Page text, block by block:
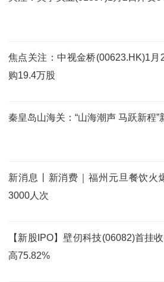
焦点关注：中视金桥(00623.HK)1月
购19.4万股
秦皇岛山海关：“山海潮声 马跃新程
新消息丨新消费｜福州元旦餐饮火
3000人次
【新股IPO】壁仞科技(06082)首挂
高75.82%